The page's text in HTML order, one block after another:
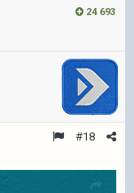
24 693
#18